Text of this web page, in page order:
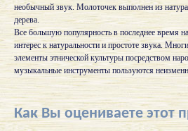
необычный звук. Молоточек выполнен из
дерева.
Все большую популярность в последнее время
интерес к натуральности и простоте звука.
элементы этнической культуры посредством
музыкальные инструменты пользуются
Как Вы оцениваете этот